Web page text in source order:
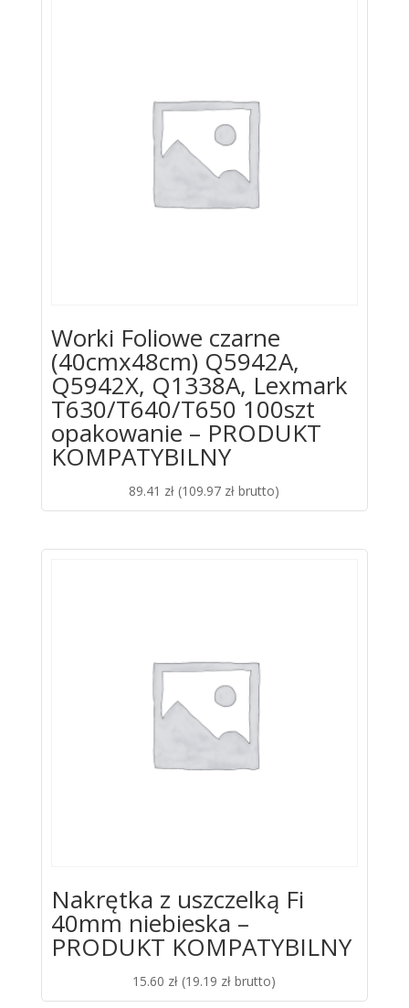
Worki Foliowe czarne
(40cmx48cm) Q5942A,
Q5942X, Q1338A, Lexmark
T630/T640/T650 100szt
opakowanie – PRODUKT
KOMPATYBILNY
89.41 zł (109.97 zł brutto)
Nakrętka z uszczelką Fi
40mm niebieska –
PRODUKT KOMPATYBILNY
15.60 zł (19.19 zł brutto)